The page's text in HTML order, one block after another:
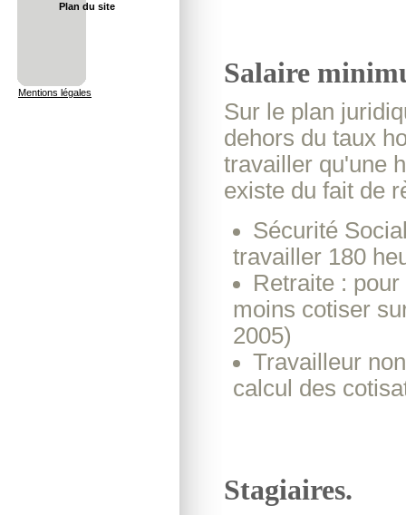
Plan du site
Mentions légales
Salaire
Sur le plan
dehors du taux
travailler qu'une
existe du fait de
Sécurité
travailler 180
Retraite :
moins cotiser
2005)
Travailleur
calcul des
Stagiaires.